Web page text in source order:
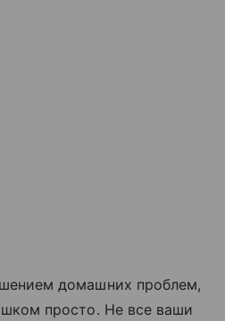
домашних проблем,
просто. Не все ваши